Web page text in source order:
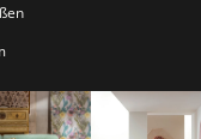
Teppiche ansehen
Runde